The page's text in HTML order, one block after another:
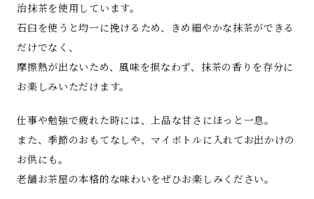
治抹茶を使用しています。
石臼を使うと均一に挽けるため、きめ細やかな抹茶ができる
だけでなく、
摩擦熱が出ないため、風味を損なわず、抹茶の香りを存分に
お楽しみいただけます。
仕事や勉強で疲れた時には、上品な甘さにほっと一息。
また、季節のおもてなしや、マイボトルに入れてお出かけの
お供にも。
老舗お茶屋の本格的な味わいをぜひお楽しみください。